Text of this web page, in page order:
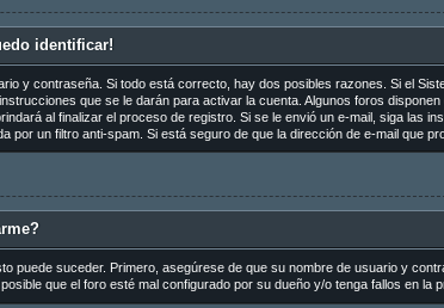
identificar!
y contraseña. Si todo está correcto, hay dos posibles razones. Si el
que se le darán para activar la cuenta. Algunos foros
al finalizar el proceso de registro. Si se le envió un e-mail, siga las
por un filtro anti-spam. Si está seguro de que la dirección de e-mail que
puede suceder. Primero, asegúrese de que su nombre de usuario y
que el foro esté mal configurado por su dueño y/o tenga fallos en la